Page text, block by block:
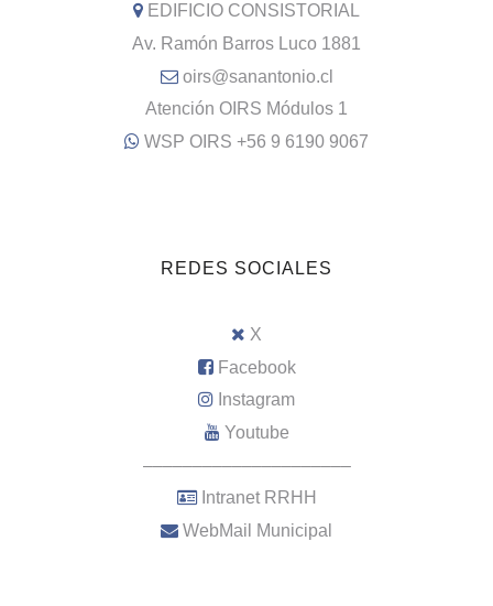
EDIFICIO CONSISTORIAL
Av. Ramón Barros Luco 1881
oirs@sanantonio.cl
Atención OIRS Módulos 1
WSP OIRS +56 9 6190 9067
REDES SOCIALES
X
Facebook
Instagram
Youtube
–––––––––––––––––––––
Intranet RRHH
WebMail Municipal